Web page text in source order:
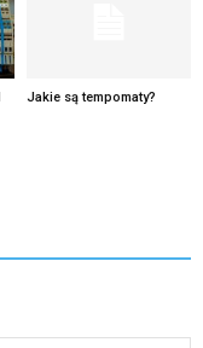
Jakie są tempomaty?